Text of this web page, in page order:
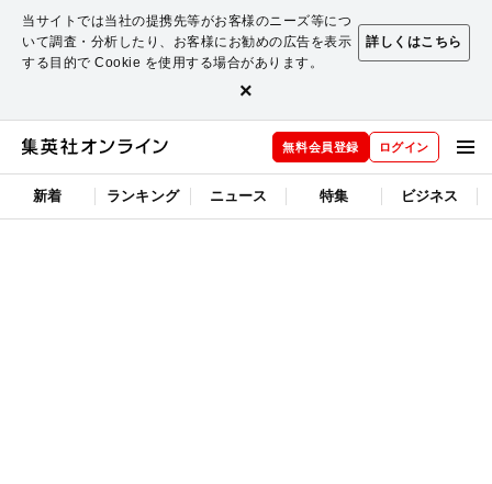
当サイトでは当社の提携先等がお客様のニーズ等につ
いて調査・分析したり、お客様にお勧めの広告を表示
する目的で Cookie を使用する場合があります。
詳しくはこちら
×
無料会員登録 ログイン
新着 ランキング ニュース 特集 ビジネス